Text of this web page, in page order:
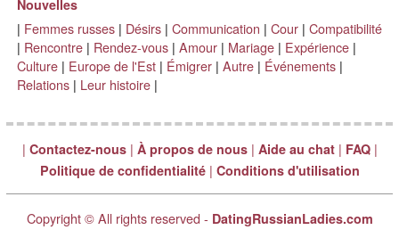
Nouvelles
| Femmes russes| Désirs| Communication | Cour| Compatibilité
| Rencontre| Rendez-vous| Amour| Mariage| Expérience|
Culture| Europe de l'Est| Émigrer| Autre| Événements|
Relations| Leur histoire|
| Contactez-nous| À propos de nous | Aide au chat| FAQ|
Politique de confidentialité| Conditions d'utilisation
Copyright © All rights reserved - DatingRussianLadies.com